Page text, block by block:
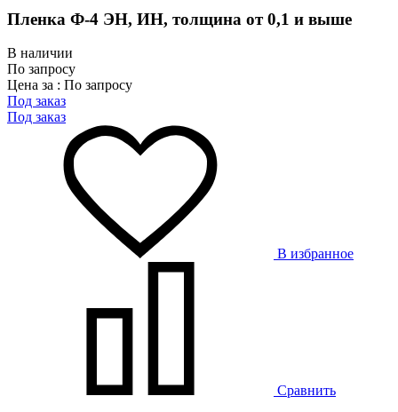
Пленка Ф-4 ЭН, ИН, толщина от 0,1 и выше
В наличии
По запросу
Цена за : По запросу
Под заказ
Под заказ
В избранное
Сравнить